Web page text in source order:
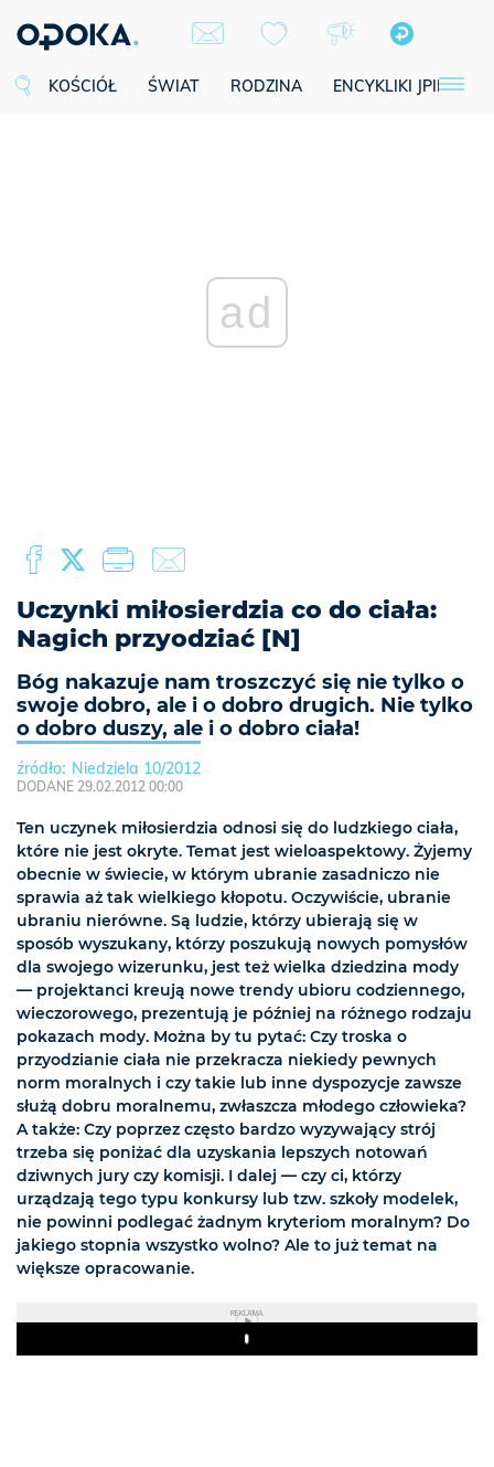
KOŚCIÓŁ ŚWIAT RODZINA ENCYKLIKI JPII
ad
Uczynki miłosierdzia co do ciała:
Nagich przyodziać [N]
Bóg nakazuje nam troszczyć się nie tylko o
swoje dobro, ale i o dobro drugich. Nie tylko
o dobro duszy, ale i o dobro ciała!
Niedziela 10/2012
DODANE 29.02.2012 00:00
Ten uczynek miłosierdzia odnosi się do ludzkiego ciała,
które nie jest okryte. Temat jest wieloaspektowy. Żyjemy
obecnie w świecie, w którym ubranie zasadniczo nie
sprawia aż tak wielkiego kłopotu. Oczywiście, ubranie
ubraniu nierówne. Są ludzie, którzy ubierają się w
sposób wyszukany, którzy poszukują nowych pomysłów
dla swojego wizerunku, jest też wielka dziedzina mody
— projektanci kreują nowe trendy ubioru codziennego,
wieczorowego, prezentują je później na różnego rodzaju
pokazach mody. Można by tu pytać: Czy troska o
przyodzianie ciała nie przekracza niekiedy pewnych
norm moralnych i czy takie lub inne dyspozycje zawsze
służą dobru moralnemu, zwłaszcza młodego człowieka?
A także: Czy poprzez często bardzo wyzywający strój
trzeba się poniżać dla uzyskania lepszych notowań
dziwnych jury czy komisji. I dalej — czy ci, którzy
urządzają tego typu konkursy lub tzw. szkoły modelek,
nie powinni podlegać żadnym kryteriom moralnym? Do
jakiego stopnia wszystko wolno? Ale to już temat na
większe opracowanie.
REKLAMA
Play